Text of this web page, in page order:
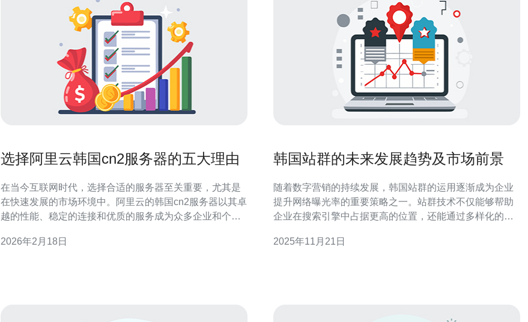
选择阿里云韩国cn2服务器的五大理由
在当今互联网时代，选择合适的服务器至关重要，尤其是
在快速发展的市场环境中。阿里云的韩国cn2服务器以其卓
越的性能、稳定的连接和优质的服务成为众多企业和个人
务器的五大理由，并推荐德讯电讯作为理想的服务提供
2026年2月18日
韩国站群的未来发展趋势及市场前景
随着数字营销的持续发展，韩国站群的运用逐渐成为企业
提升网络曝光率的重要策略之一。站群技术不仅能够帮助
企业在搜索引擎中占据更高的位置，还能通过多样化的内
擎算法的不断更新，韩国站群的未来发展趋势和市场前景
2025年11月21日